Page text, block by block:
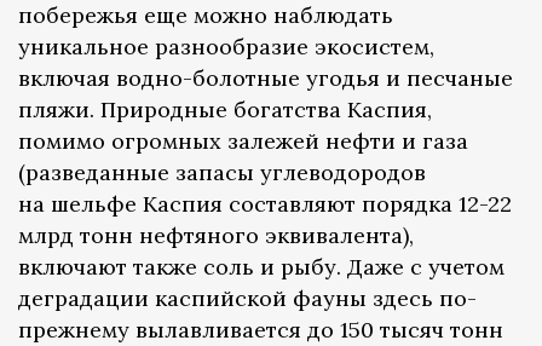
побережья еще можно наблюдать
уникальное разнообразие экосистем,
включая водно-болотные угодья и песчаные
пляжи. Природные богатства Каспия,
помимо огромных залежей нефти и газа
(разведанные запасы углеводородов
на шельфе Каспия составляют порядка 12-22
млрд тонн нефтяного эквивалента),
включают также соль и рыбу. Даже с учетом
деградации каспийской фауны здесь по-
прежнему вылавливается до 150 тысяч тонн